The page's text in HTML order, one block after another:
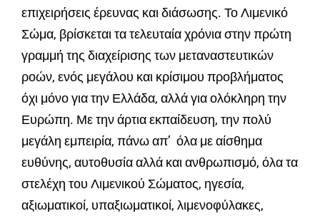
επιχειρήσεις έρευνας και διάσωσης. Το Λιμενικό
Σώμα, βρίσκεται τα τελευταία χρόνια στην πρώτη
γραμμή της διαχείρισης των μεταναστευτικών
ροών, ενός μεγάλου και κρίσιμου προβλήματος
όχι μόνο για την Ελλάδα, αλλά για ολόκληρη την
Ευρώπη. Με την άρτια εκπαίδευση, την πολύ
μεγάλη εμπειρία, πάνω απ’ όλα με αίσθημα
ευθύνης, αυτοθυσία αλλά και ανθρωπισμό, όλα τα
στελέχη του Λιμενικού Σώματος, ηγεσία,
αξιωματικοί, υπαξιωματικοί, λιμενοφύλακες,